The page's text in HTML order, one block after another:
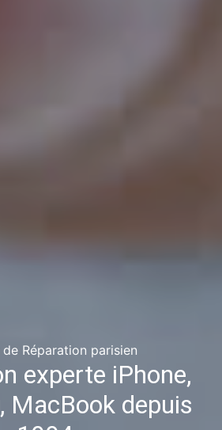
de Réparation parisien
experte iPhone,
MacBook depuis